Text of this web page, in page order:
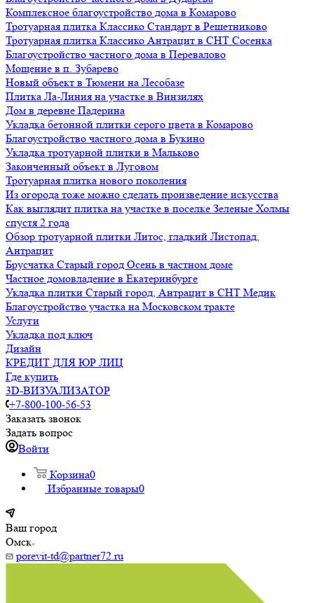
Комплексное благоустройство дома в Комарово
Тротуарная плитка Классико Стандарт в Решетниково
Тротуарная плитка Классико Антрацит в СНТ Сосенка
Благоустройство частного дома в Перевалово
Мощение в п. Зубарево
Новый объект в Тюмени на Лесобазе
Плитка Ла-Линия на участке в Винзилях
Дом в деревне Падерина
Укладка бетонной плитки серого цвета в Комарово
Благоустройство частного дома в Букино
Укладка тротуарной плитки в Мальково
Законченный объект в Луговом
Тротуарная плитка нового поколения
Из огорода тоже можно сделать произведение искусства
Как выглядит плитка на участке в поселке Зеленые Холмы
спустя 2 года
Обзор тротуарной плитки Литос, гладкий Листопад,
Антрацит
Брусчатка Старый город Осень в частном доме
Частное домовладение в Екатеринбурге
Укладка плитки Старый город, Антрацит в СНТ Медик
Благоустройство участка на Московском тракте
Услуги
Укладка под ключ
Дизайн
КРЕДИТ ДЛЯ ЮР ЛИЦ
Где купить
3D-ВИЗУАЛИЗАТОР
+7-800-100-56-53
Заказать звонок
Задать вопрос
Войти
Корзина0
Избранные товары0
Ваш город
Омск
porevit-td@partner72.ru